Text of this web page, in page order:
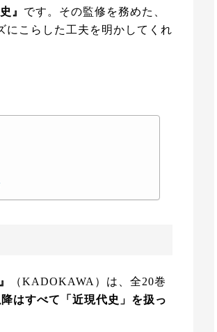
』 です。その監修を務めた、
にこらした工夫を明かしてくれ
（KADOKAWA）は、全20巻
はすべて「近現代史」を扱っ